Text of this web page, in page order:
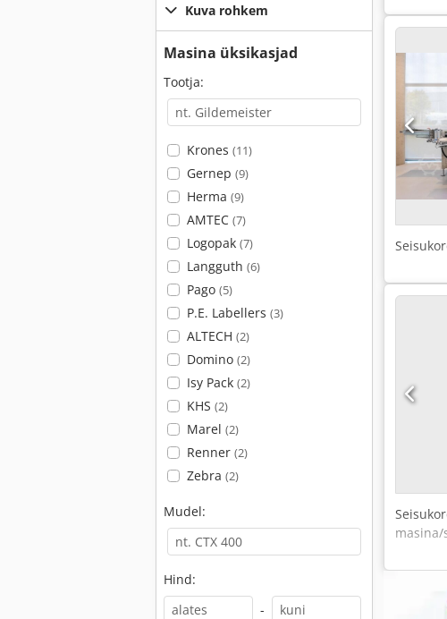
Kuva rohkem
Masina üksikasjad
Tootja:
Krones (11)
Gernep (9)
Herma (9)
AMTEC (7)
Logopak (7)
Langguth (6)
Pago (5)
P.E. Labellers (3)
ALTECH (2)
Domino (2)
Isy Pack (2)
KHS (2)
Marel (2)
Renner (2)
Zebra (2)
Mudel:
Hind:
-